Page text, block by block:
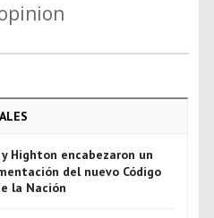
Highton encabezaron un
del nuevo Código
la Nación